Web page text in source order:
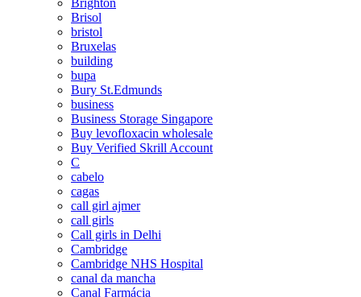
Brisol
bristol
Bruxelas
building
bupa
Bury St.Edmunds
business
Business Storage Singapore
Buy levofloxacin wholesale
Buy Verified Skrill Account
C
cabelo
cagas
call girl ajmer
call girls
Call girls in Delhi
Cambridge
Cambridge NHS Hospital
canal da mancha
Canal Farmácia